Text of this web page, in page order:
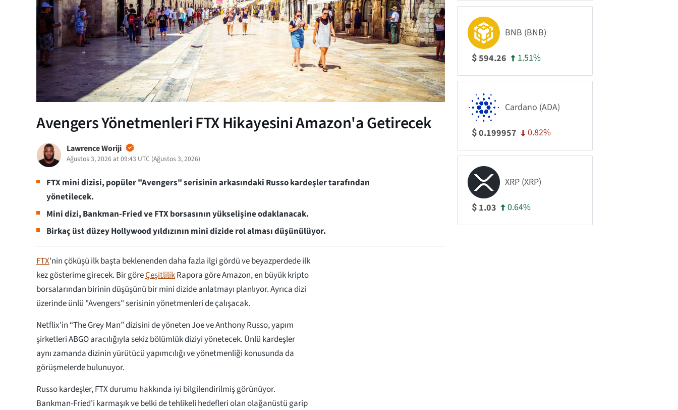
Avengers Yönetmenleri FTX Hikayesini Amazon'a Getirecek
Lawrence Woriji
Ağustos 3, 2026 at 09:43 UTC (Ağustos 3, 2026)
FTX mini dizisi, popüler "Avengers" serisinin arkasındaki Russo kardeşler tarafından
yönetilecek.
Mini dizi, Bankman-Fried ve FTX borsasının yükselişine odaklanacak.
Birkaç üst düzey Hollywood yıldızının mini dizide rol alması düşünülüyor.
FTX'nin çöküşü ilk başta beklenenden daha fazla ilgi gördü ve beyazperdede ilk
kez gösterime girecek. Bir göreÇeşitlilikRapora göre Amazon, en büyük kripto
borsalarından birinin düşüşünü bir mini dizide anlatmayı planlıyor. Ayrıca dizi
üzerinde ünlü "Avengers" serisinin yönetmenleri de çalışacak.
Netflix'in “The Grey Man” dizisini de yöneten Joe ve Anthony Russo, yapım
şirketleri ABGO aracılığıyla sekiz bölümlük diziyi yönetecek. Ünlü kardeşler
aynı zamanda dizinin yürütücü yapımcılığı ve yönetmenliği konusunda da
görüşmelerde bulunuyor.
Russo kardeşler, FTX durumu hakkında iyi bilgilendirilmiş görünüyor.
Bankman-Fried'i karmaşık ve belki de tehlikeli hedefleri olan olağanüstü garip
BNB (BNB)
$594.26 1.51%
Cardano (ADA)
$0.199957 0.82%
XRP (XRP)
$ 1.03 0.64%